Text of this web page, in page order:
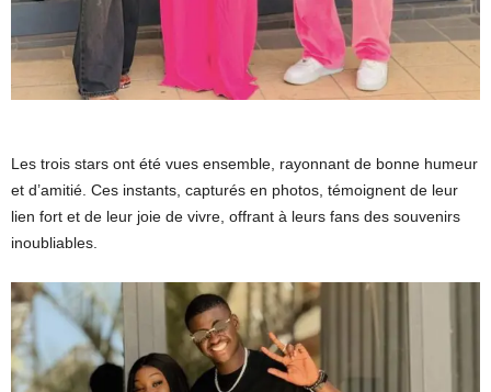
Les trois stars ont été vues ensemble, rayonnant de bonne humeur
et d’amitié. Ces instants, capturés en photos, témoignent de leur
lien fort et de leur joie de vivre, offrant à leurs fans des souvenirs
inoubliables.